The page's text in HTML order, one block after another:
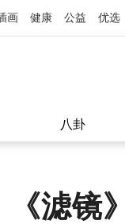
画 健康 公益 优选
八卦
滤镜